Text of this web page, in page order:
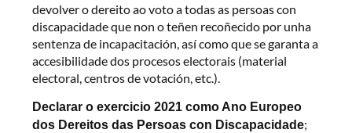
devolver o dereito ao voto a todas as persoas con
discapacidade que non o teñen recoñecido por unha
sentenza de incapacitación, así como que se garanta a
accesibilidade dos procesos electorais (material
electoral, centros de votación, etc.).
Declarar o exercicio 2021 como Ano Europeo
dos Dereitos das Persoas con Discapacidade;